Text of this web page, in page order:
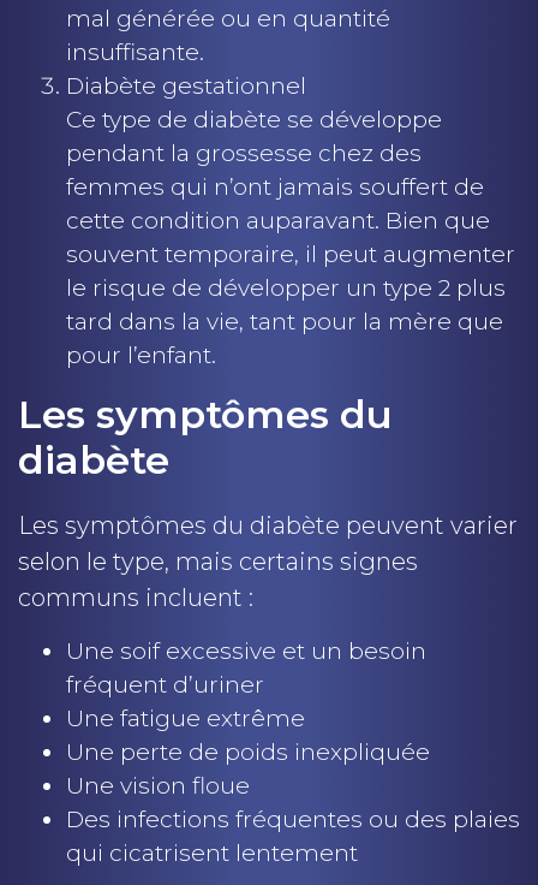
mal générée ou en quantité
insuffisante.
Diabète gestationnel
Ce type de diabète se développe
pendant la grossesse chez des
femmes qui n’ont jamais souffert de
cette condition auparavant. Bien que
souvent temporaire, il peut augmenter
le risque de développer un type 2 plus
tard dans la vie, tant pour la mère que
pour l’enfant.
Les symptômes du
diabète
Les symptômes du diabète peuvent varier
selon le type, mais certains signes
communs incluent :
Une soif excessive et un besoin
fréquent d’uriner
Une fatigue extrême
Une perte de poids inexpliquée
Une vision floue
Des infections fréquentes ou des plaies
qui cicatrisent lentement